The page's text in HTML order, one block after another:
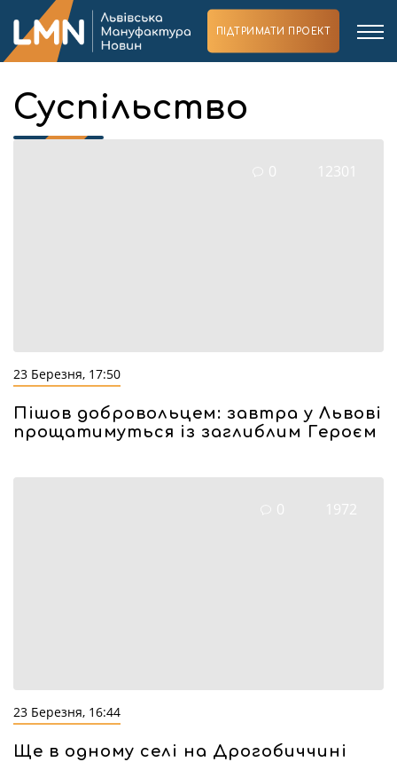
ПІДТРИМАТИ ПРОЕКТ
Суспільство
0 12301
23 Березня, 17:50
Пішов добровольцем: завтра у Львові
прощатимуться із заглиблим Героєм
0 1972
23 Березня, 16:44
Ще в одному селі на Дрогобиччині